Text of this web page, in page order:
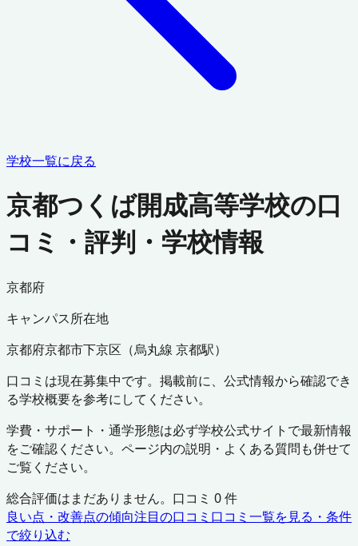
学校一覧に戻る
京都つくば開成高等学校の口
コミ・評判・学校情報
京都府
キャンパス所在地
京都府京都市下京区 （烏丸線 京都駅）
口コミは現在募集中です。掲載前に、公式情報から確認でき
る学校概要を参考にしてください。
学費・サポート・通学形態は必ず学校公式サイトで最新情報
をご確認ください。ページ内の説明・よくある質問も併せて
ご覧ください。
総合評価はまだありません。口コミ 0件
良い点・改善点の傾向注目の口コミ 口コミ一覧を見る・条件
で絞り込む